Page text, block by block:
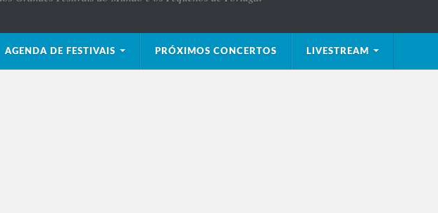
AGENDA DE FESTIVAIS PRÓXIMOS CONCERTOS LIVESTREAM